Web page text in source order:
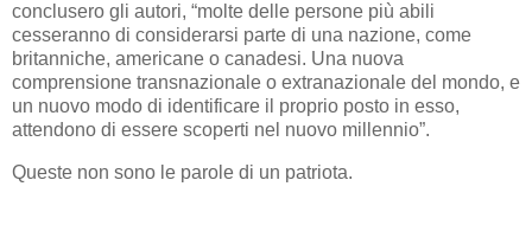
conclusero gli autori, “molte delle persone più abili
cesseranno di considerarsi parte di una nazione, come
britanniche, americane o canadesi. Una nuova
comprensione transnazionale o extranazionale del mondo, e
un nuovo modo di identificare il proprio posto in esso,
attendono di essere scoperti nel nuovo millennio”.
Queste non sono le parole di un patriota.